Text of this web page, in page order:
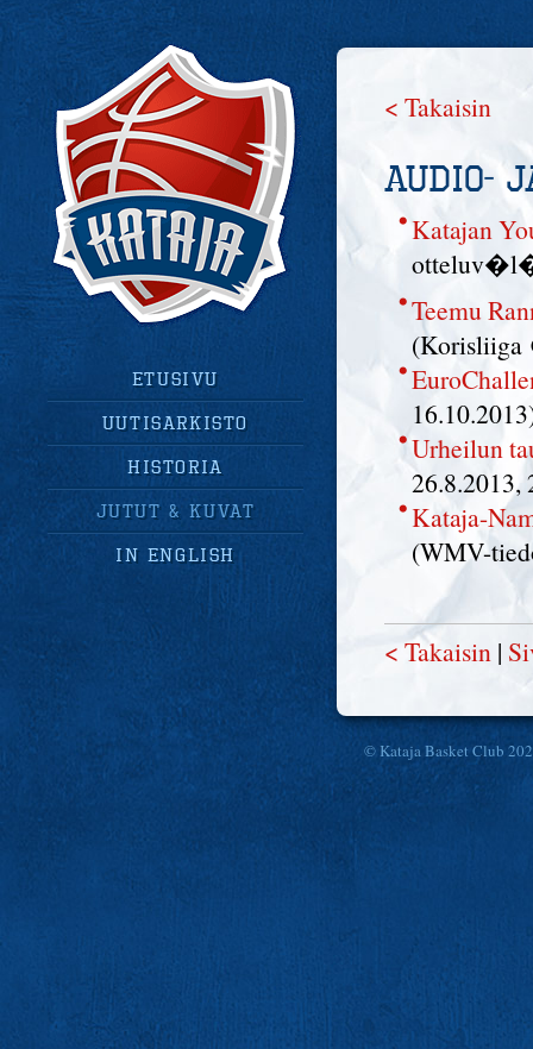
Etusivu
uutisarkisto
historia
jutut & kuvat
in english
< Takaisin
Audio-
Katajan
Teemu
(Korisliiga
Urheilun
26.8.2013,
Kataja-
(WMV-
< Takaisin |
© Kataja Basket Club